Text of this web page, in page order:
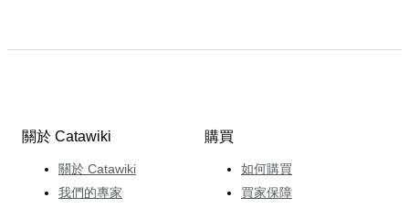
關於 Catawiki
關於 Catawiki
我們的專家
購買
如何購買
買家保障